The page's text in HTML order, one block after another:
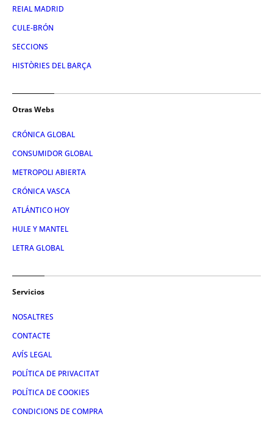
REIAL MADRID
CULE-BRÓN
SECCIONS
HISTÒRIES DEL BARÇA
Otras Webs
CRÓNICA GLOBAL
CONSUMIDOR GLOBAL
METROPOLI ABIERTA
CRÓNICA VASCA
ATLÁNTICO HOY
HULE Y MANTEL
LETRA GLOBAL
Servicios
NOSALTRES
CONTACTE
AVÍS LEGAL
POLÍTICA DE PRIVACITAT
POLÍTICA DE COOKIES
CONDICIONS DE COMPRA